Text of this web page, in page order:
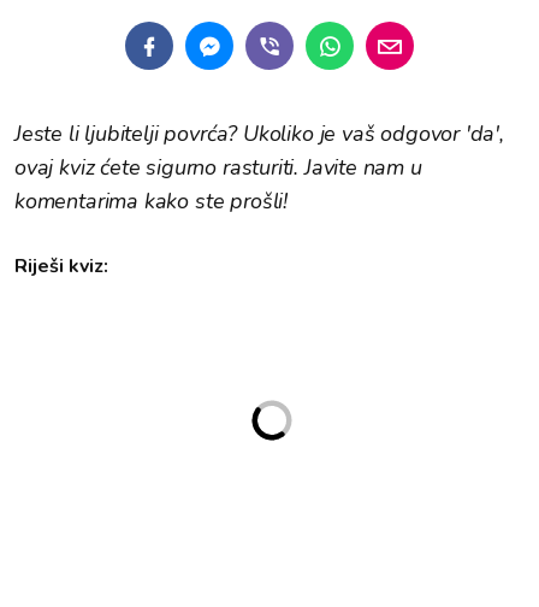
Jeste li ljubitelji povrća? Ukoliko je vaš odgovor 'da',
ovaj kviz ćete sigurno rasturiti. Javite nam u
komentarima kako ste prošli!
Riješi kviz: